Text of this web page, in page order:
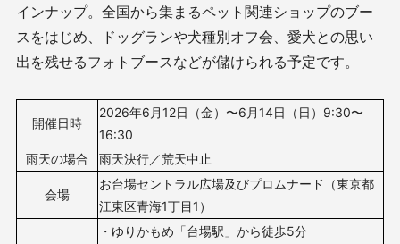
インナップ。全国から集まるペット関連ショップのブー
スをはじめ、ドッグランや犬種別オフ会、愛犬との思い
出を残せるフォトブースなどが儲けられる予定です。
開催日時
2026年6月12日（金）〜6月14日（日）9:30〜
16:30
雨天の場合
雨天決行／荒天中止
会場
お台場セントラル広場及びプロムナード（東京都
江東区⻘海1丁目1）
・ゆりかもめ「台場駅」から徒歩5分